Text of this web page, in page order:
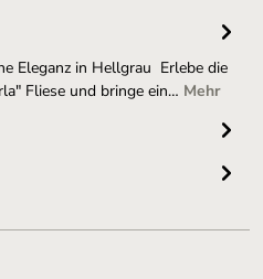
Eleganz in Hellgrau Erlebe die
Fliese und bringe ein… Mehr